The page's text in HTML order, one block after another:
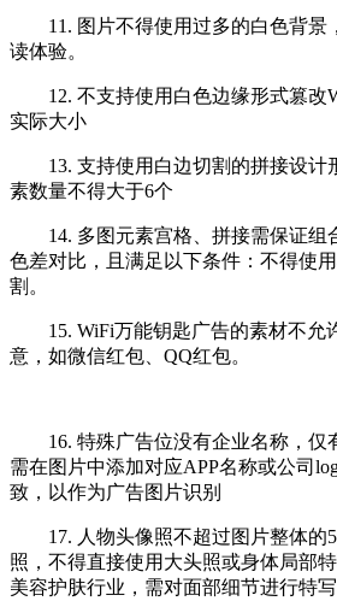
11. 图片不得使用过多的白色背景
读体验。
12. 不支持使用白色边缘形式篡改
实际大小
13. 支持使用白边切割的拼接设计
素数量不得大于6个
14. 多图元素宫格、拼接需保证组
色差对比，且满足以下条件：不得使
割。
15. WiFi万能钥匙广告的素材不允
意，如微信红包、QQ红包。
16. 特殊广告位没有企业名称，仅
需在图片中添加对应APP名称或公司
致，以作为广告图片识别
17. 人物头像照不超过图片整体的
照，不得直接使用大头照或身体局部
美容护肤行业，需对面部细节进行特